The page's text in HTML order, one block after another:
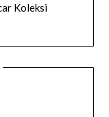
Koleksi